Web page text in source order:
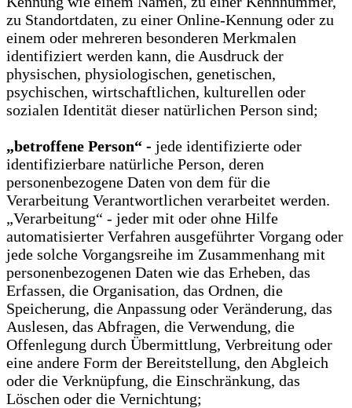
zu Standortdaten, zu einer Online-Kennung oder zu
einem oder mehreren besonderen Merkmalen
identifiziert werden kann, die Ausdruck der
physischen, physiologischen, genetischen,
psychischen, wirtschaftlichen, kulturellen oder
sozialen Identität dieser natürlichen Person sind;
„betroffene Person“ - jede identifizierte oder
identifizierbare natürliche Person, deren
personenbezogene Daten von dem für die
Verarbeitung Verantwortlichen verarbeitet werden.
„Verarbeitung“ - jeder mit oder ohne Hilfe
automatisierter Verfahren ausgeführter Vorgang oder
jede solche Vorgangsreihe im Zusammenhang mit
personenbezogenen Daten wie das Erheben, das
Erfassen, die Organisation, das Ordnen, die
Speicherung, die Anpassung oder Veränderung, das
Auslesen, das Abfragen, die Verwendung, die
Offenlegung durch Übermittlung, Verbreitung oder
eine andere Form der Bereitstellung, den Abgleich
oder die Verknüpfung, die Einschränkung, das
Löschen oder die Vernichtung;